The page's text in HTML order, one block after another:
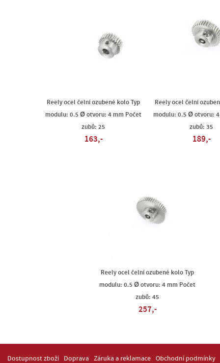
Reely ocel čelní ozubené kolo Typ
modulu: 0.5 Ø otvoru: 4 mm Počet
zubů: 25
163,-
Reely ocel čelní
modulu: 0.5 Ø otvoru:
zubů: 35
189,-
Reely ocel čelní ozubené kolo Typ
modulu: 0.5 Ø otvoru: 4 mm Počet
zubů: 45
257,-
Dostupnost zboží Doprava Záruka a reklamace Obchodní podmínky